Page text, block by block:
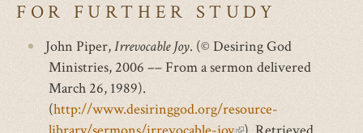
FOR FURTHER STUDY
John Piper,Irrevocable Joy. (© Desiring God
Ministries, 2006 –– From a sermon delivered
March 26, 1989).
(http://www.desiringgod.org/resource-